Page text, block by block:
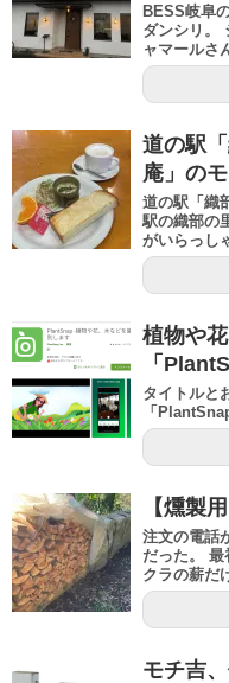
BESS岐阜
ダンシリ。
ャマールさ
道の駅
庵」の
道の駅「織
駅の織部の
がいらっし
植物や
「
タイトルと
「
【燻製
注文の電話
だった。 最
クラの薪だ
モチ吉